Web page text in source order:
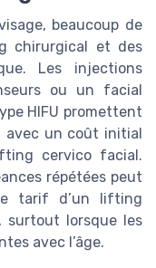
beaucoup de
chirurgical et des
Les injections
ou un facial
HIFU promettent
avec un coût initial
cervico facial.
répétées peut
tarif d’un lifting
surtout lorsque les
avec l’âge.